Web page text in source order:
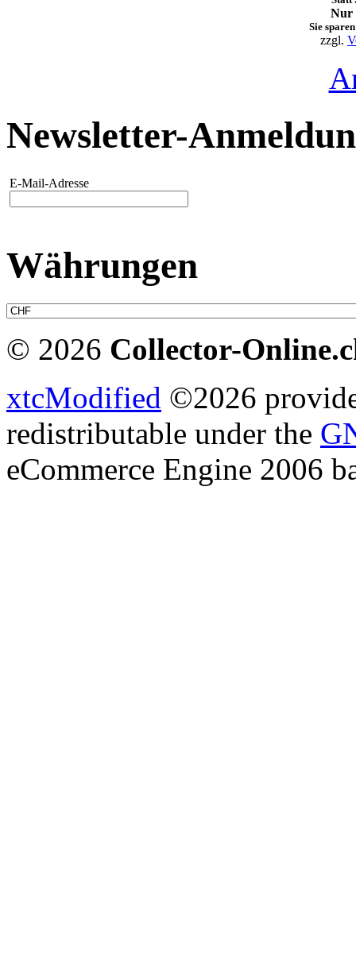
Nur
Sie
zzgl.
Newsletter-
E-Mail-Adresse
Währungen
© 2026 Collector-
xtcModified ©2026
redistributable under the
eCommerce Engine 2006